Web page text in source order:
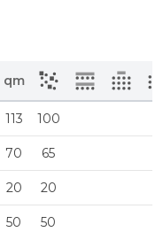
qm
113 100
70 65
20 20
50 50